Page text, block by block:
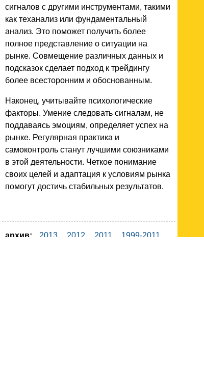
сигналов с другими инструментами, такими
как теханализ или фундаментальный
анализ. Это поможет получить более
полное представление о ситуации на
рынке. Совмещение различных данных и
подсказок сделает подход к трейдингу
более всесторонним и обоснованным.
Наконец, учитывайте психологические
факторы. Умение следовать сигналам, не
поддаваясь эмоциям, определяет успех на
рынке. Регулярная практика и
самоконтроль станут лучшими союзниками
в этой деятельности. Четкое понимание
своих целей и адаптация к условиям рынка
помогут достичь стабильных результатов.
архив: 2013 2012 2011
1999-2011